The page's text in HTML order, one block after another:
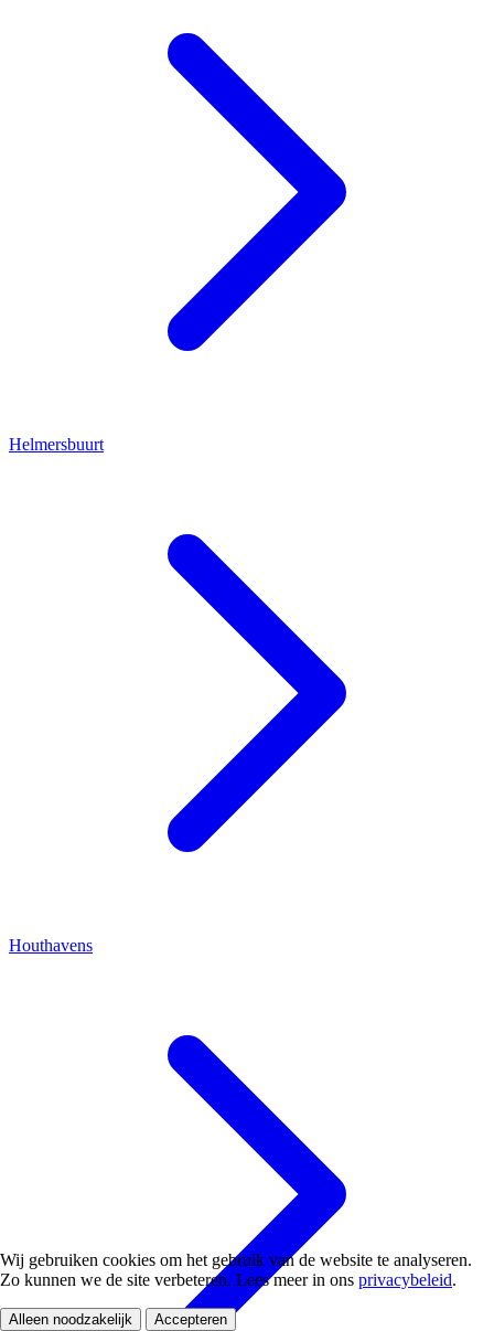
Helmersbuurt
Houthavens
Wij gebruiken cookies om het gebruik van de website te analyseren.
Zo kunnen we de site verbeteren. Lees meer in ons privacybeleid.
Alleen noodzakelijk Accepteren